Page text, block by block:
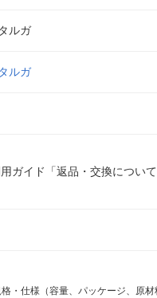
タルガ
タルガ
ガイド「返品・交換につい
・仕様（容量、パッケージ、原